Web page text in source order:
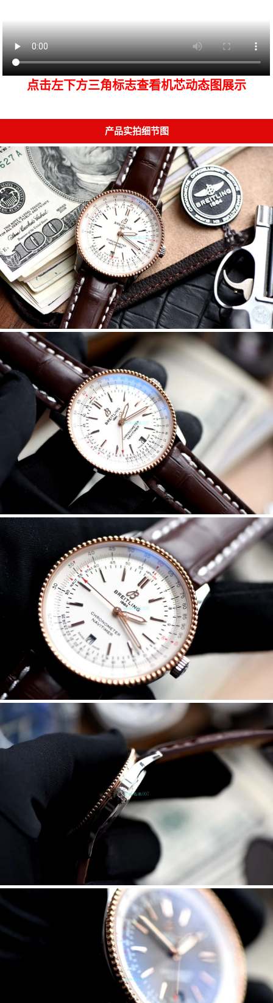
点击左下方三角标志查看机芯动态图展示
产品实拍细节图